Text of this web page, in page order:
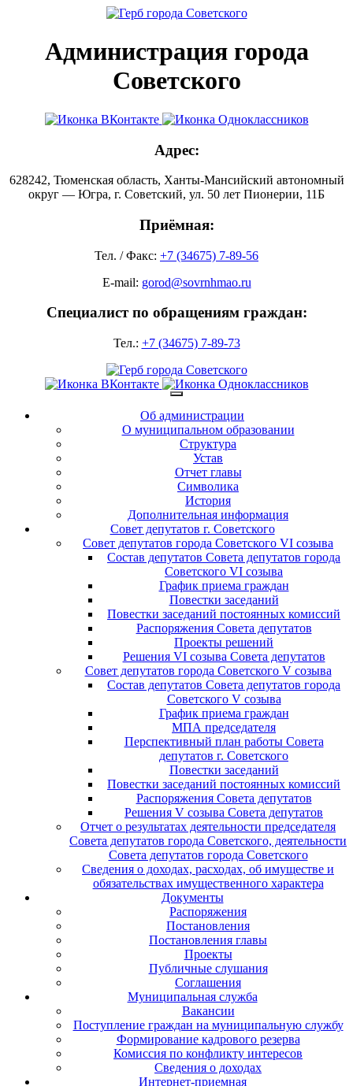
Администрация города
Советского
Адрес:
628242, Тюменская область, Ханты-Мансийский автономный
округ — Югра, г. Советский, ул. 50 лет Пионерии, 11Б
Приёмная:
Тел. / Факс: +7 (34675) 7-89-56
E-mail: gorod@sovrnhmao.ru
Специалист по обращениям граждан:
Тел.: +7 (34675) 7-89-73
Об администрации
О муниципальном образовании
Структура
Устав
Отчет главы
Символика
История
Дополнительная информация
Совет депутатов г. Советского
Совет депутатов города Советского VI созыва
Состав депутатов Совета депутатов города
Советского VI созыва
График приема граждан
Повестки заседаний
Повестки заседаний постоянных комиссий
Распоряжения Совета депутатов
Проекты решений
Решения VI созыва Совета депутатов
Совет депутатов города Советского V созыва
Состав депутатов Совета депутатов города
Советского V созыва
График приема граждан
МПА председателя
Перспективный план работы Совета
депутатов г. Советского
Повестки заседаний
Повестки заседаний постоянных комиссий
Распоряжения Совета депутатов
Решения V созыва Совета депутатов
Отчет о результатах деятельности председателя
Совета депутатов города Советского, деятельности
Совета депутатов города Советского
Сведения о доходах, расходах, об имуществе и
обязательствах имущественного характера
Документы
Распоряжения
Постановления
Постановления главы
Проекты
Публичные слушания
Соглашения
Муниципальная служба
Вакансии
Поступление граждан на муниципальную службу
Формирование кадрового резерва
Комиссия по конфликту интересов
Сведения о доходах
Интернет-приемная